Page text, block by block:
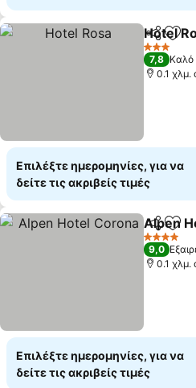
Hotel
3 Αστέρια
7,8 Καλό
0.1 χλμ.
Επιλέξτε ημερομηνίες, για να
δείτε τις ακριβείς τιμές
Alpen
4 Αστέρια
9,0
0.1 χλμ.
Επιλέξτε ημερομηνίες, για να
δείτε τις ακριβείς τιμές